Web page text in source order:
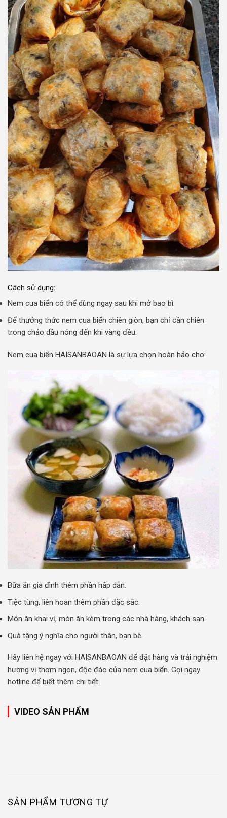
Cách sử dụng:
Nem cua biển có thể dùng ngay sau khi mở bao bì.
Để thưởng thức nem cua biển chiên giòn, bạn chỉ cần chiên
trong chảo dầu nóng đến khi vàng đều.
Nem cua biển HAISANBAOAN là sự lựa chọn hoàn hảo cho:
Bữa ăn gia đình thêm phần hấp dẫn.
Tiệc tùng, liên hoan thêm phần đặc sắc.
Món ăn khai vị, món ăn kèm trong các nhà hàng, khách sạn.
Quà tặng ý nghĩa cho người thân, bạn bè.
Hãy liên hệ ngay với HAISANBAOAN để đặt hàng và trải nghiệm
hương vị thơm ngon, độc đáo của nem cua biển. Gọi ngay
hotline để biết thêm chi tiết.
VIDEO SẢN PHẨM
SẢN PHẨM TƯƠNG TỰ